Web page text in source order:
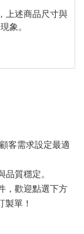
上述商品尺寸與
象。
客需求設定最適
質穩定。
，歡迎點選下方
製單！